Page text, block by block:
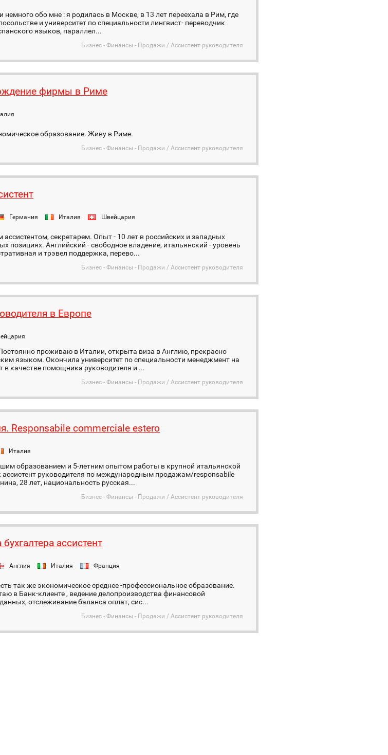
немного обо мне : я родилась в Москве, в 13 лет переехала в Рим, где
и университет по специальности лингвист- переводчик
языков, параллел...
Бизнес - Финансы - Продажи / Ассистент руководителя
фирмы в Риме
образование. Живу в Риме.
Бизнес - Финансы - Продажи / Ассистент руководителя
Германия Италия Швейцария
секретарем. Опыт - 10 лет в российских и западных
позициях. Английский - свободное владение, итальянский - уровень
и трэвел поддержка, перево...
Бизнес - Финансы - Продажи / Ассистент руководителя
в Европе
проживаю в Италии, открыта виза в Англию, прекрасно
языком. Окончила университет по специальности менеджмент на
в качестве помощника руководителя и ...
Бизнес - Финансы - Продажи / Ассистент руководителя
Responsabile commerciale estero
Италия
образованием и 5-летним опытом работы в крупной итальянской
руководителя по международным продажам/responsabile
28 лет, национальность русская...
Бизнес - Финансы - Продажи / Ассистент руководителя
ассистент
Англия Италия Франция
так же экономическое среднее -профессиональное образование.
в Банк-клиенте , ведение делопроизводства финансовой
отслеживание баланса оплат, сис...
Бизнес - Финансы - Продажи / Ассистент руководителя